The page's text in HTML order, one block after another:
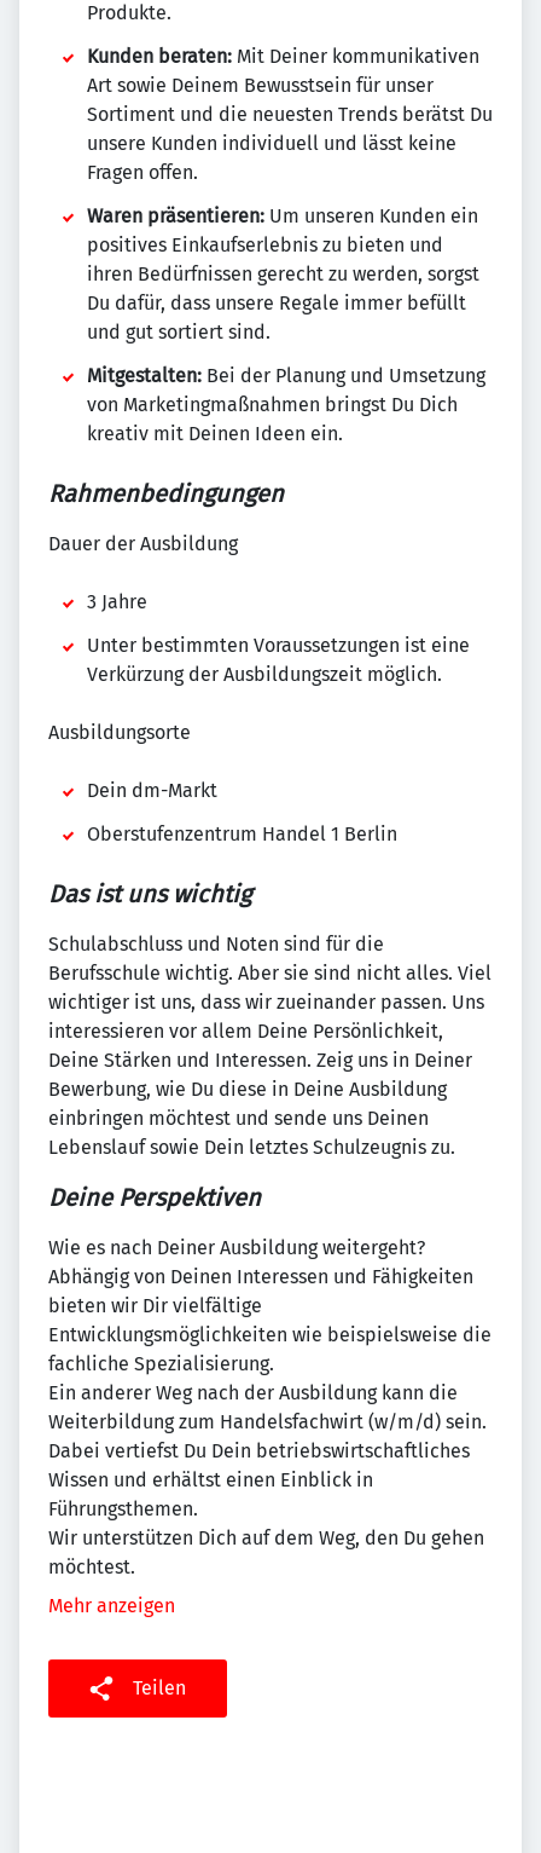
Produkte.
Kunden beraten: Mit Deiner kommunikativen
Art sowie Deinem Bewusstsein für unser
Sortiment und die neuesten Trends berätst Du
unsere Kunden individuell und lässt keine
Fragen offen.
Waren präsentieren: Um unseren Kunden ein
positives Einkaufserlebnis zu bieten und
ihren Bedürfnissen gerecht zu werden, sorgst
Du dafür, dass unsere Regale immer befüllt
und gut sortiert sind.
Mitgestalten: Bei der Planung und Umsetzung
von Marketingmaßnahmen bringst Du Dich
kreativ mit Deinen Ideen ein.
Rahmenbedingungen
Dauer der Ausbildung
3 Jahre
Unter bestimmten Voraussetzungen ist eine
Verkürzung der Ausbildungszeit möglich.
Ausbildungsorte
Dein dm-Markt
Oberstufenzentrum Handel 1 Berlin
Das ist uns wichtig
Schulabschluss und Noten sind für die
Berufsschule wichtig. Aber sie sind nicht alles. Viel
wichtiger ist uns, dass wir zueinander passen. Uns
interessieren vor allem Deine Persönlichkeit,
Deine Stärken und Interessen. Zeig uns in Deiner
Bewerbung, wie Du diese in Deine Ausbildung
einbringen möchtest und sende uns Deinen
Lebenslauf sowie Dein letztes Schulzeugnis zu.
Deine Perspektiven
Wie es nach Deiner Ausbildung weitergeht?
Abhängig von Deinen Interessen und Fähigkeiten
bieten wir Dir vielfältige
Entwicklungsmöglichkeiten wie beispielsweise die
fachliche Spezialisierung.
Ein anderer Weg nach der Ausbildung kann die
Weiterbildung zum Handelsfachwirt (w/m/d) sein.
Dabei vertiefst Du Dein betriebswirtschaftliches
Wissen und erhältst einen Einblick in
Führungsthemen.
Wir unterstützen Dich auf dem Weg, den Du gehen
möchtest.
Mehr anzeigen
Teilen